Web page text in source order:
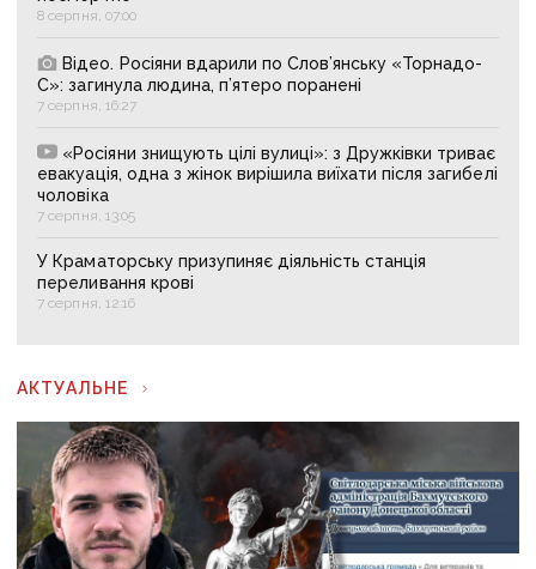
8 серпня, 07:00
Відео. Росіяни вдарили по Слов’янську «Торнадо-
С»: загинула людина, п’ятеро поранені
7 серпня, 16:27
«Росіяни знищують цілі вулиці»: з Дружківки триває
евакуація, одна з жінок вирішила виїхати після загибелі
чоловіка
7 серпня, 13:05
У Краматорську призупиняє діяльність станція
переливання крові
7 серпня, 12:16
АКТУАЛЬНЕ